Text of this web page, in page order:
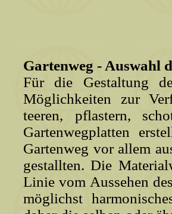
Gartenweg - Auswahl
Für die Gestaltung
Möglichkeiten zur
teeren, pflastern,
Gartenwegplatten
Gartenweg vor allem
gestallten. Die
Linie vom Aussehen
möglichst